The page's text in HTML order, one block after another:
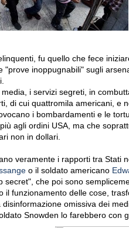
fu quello che fece
"prove inoppugnabili" sugli
media, i servizi segreti, in
di cui quattromila americani, e
i bombardamenti e le
agli ordini USA, ma che
non in dollari.
veramente i rapporti tra Stati
o il soldato americano
secret", che poi sono
il funzionamento delle cose,
disinformazione omissiva dei
Snowden lo farebbero con